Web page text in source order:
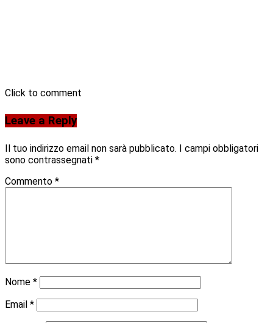
Click to comment
Leave a Reply
Il tuo indirizzo email non sarà pubblicato. I campi obbligatori
sono contrassegnati *
Commento *
Nome *
Email *